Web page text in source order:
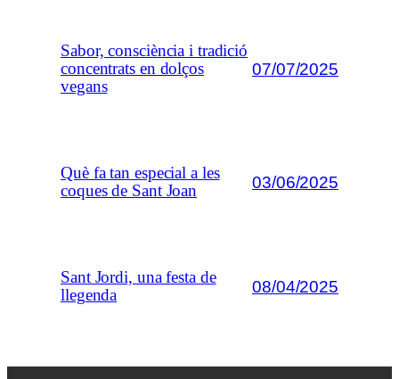
Sabor, consciència i tradició
concentrats en dolços
vegans
07/07/2025
Què fa tan especial a les
coques de Sant Joan
03/06/2025
Sant Jordi, una festa de
llegenda
08/04/2025